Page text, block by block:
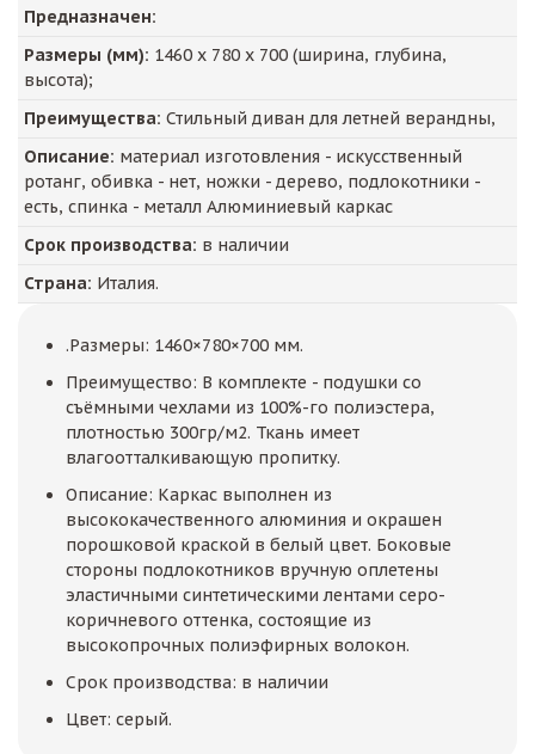
Предназначен:
Размеры (мм): 1460 х 780 х 700 (ширина, глубина,
высота);
Преимущества: Стильный диван для летней верандны,
Описание: материал изготовления - искусственный
ротанг, обивка - нет, ножки - дерево, подлокотники -
есть, спинка - металл Алюминиевый каркас
Срок производства: в наличии
Страна: Италия.
.Размеры: 1460×780×700 мм.
Преимущество: В комплекте - подушки со
съёмными чехлами из 100%-го полиэстера,
плотностью 300гр/м2. Ткань имеет
влагоотталкивающую пропитку.
Описание: Каркас выполнен из
высококачественного алюминия и окрашен
порошковой краской в белый цвет. Боковые
стороны подлокотников вручную оплетены
эластичными синтетическими лентами серо-
коричневого оттенка, состоящие из
высокопрочных полиэфирных волокон.
Срок производства: в наличии
Цвет: серый.